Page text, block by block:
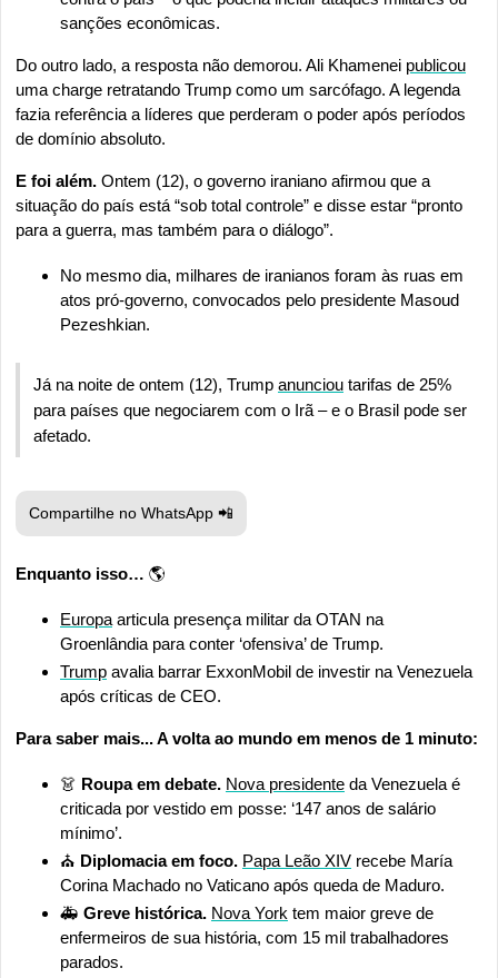
sanções econômicas.
Do outro lado, a resposta não demorou. Ali Khamenei publicou
uma charge retratando Trump como um sarcófago. A legenda
fazia referência a líderes que perderam o poder após períodos
de domínio absoluto.
E foi além. Ontem (12), o governo iraniano afirmou que a
situação do país está “sob total controle” e disse estar “pronto
para a guerra, mas também para o diálogo”.
No mesmo dia, milhares de iranianos foram às ruas em
atos pró-governo, convocados pelo presidente Masoud
Pezeshkian.
Já na noite de ontem (12), Trump anunciou tarifas de 25%
para países que negociarem com o Irã – e o Brasil pode ser
afetado.
Compartilhe no WhatsApp 📲
Enquanto isso… 🌎
Europa articula presença militar da OTAN na
Groenlândia para conter ‘ofensiva’ de Trump.
Trump avalia barrar ExxonMobil de investir na Venezuela
após críticas de CEO.
Para saber mais... A volta ao mundo em menos de 1 minuto:
👗 Roupa em debate. Nova presidente da Venezuela é
criticada por vestido em posse: ‘147 anos de salário
mínimo’.
⛪ Diplomacia em foco. Papa Leão XIV recebe María
Corina Machado no Vaticano após queda de Maduro.
🚑 Greve histórica. Nova York tem maior greve de
enfermeiros de sua história, com 15 mil trabalhadores
parados.